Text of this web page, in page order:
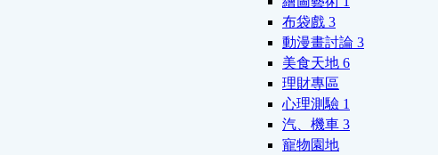
布袋戲 3
動漫畫討論 3
美食天地 6
理財專區
心理測驗 1
汽、機車 3
寵物園地